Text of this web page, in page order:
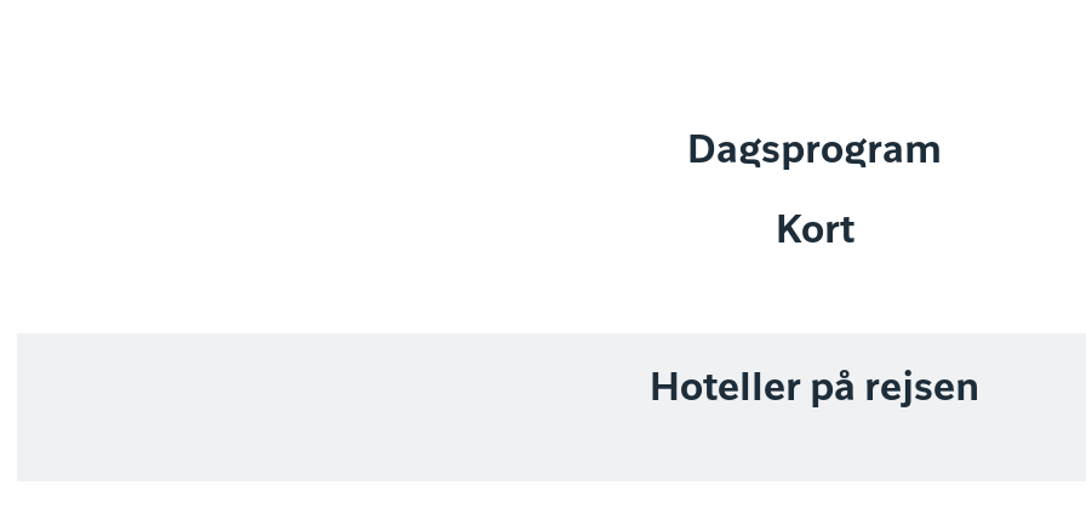
Dagsprogram
Kort
Hoteller på rejsen